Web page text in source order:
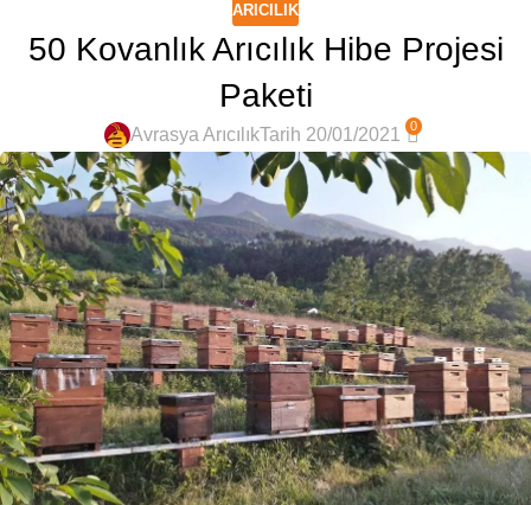
ARICILIK
50 Kovanlık Arıcılık Hibe Projesi
Paketi
Avrasya ArıcılıkTarih 20/01/2021 0